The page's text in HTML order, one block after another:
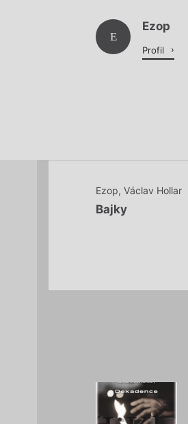
E
Ezop
Profil
Ezop,Václav Hollar
Bajky